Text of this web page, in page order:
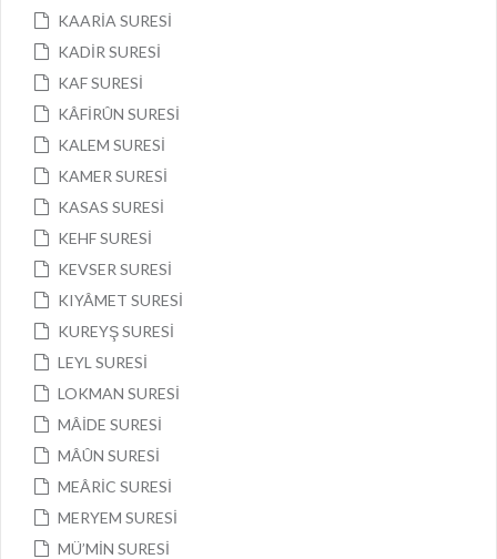
KAARİA SURESİ
KADİR SURESİ
KAF SURESİ
KÂFİRÛN SURESİ
KALEM SURESİ
KAMER SURESİ
KASAS SURESİ
KEHF SURESİ
KEVSER SURESİ
KIYÂMET SURESİ
KUREYŞ SURESİ
LEYL SURESİ
LOKMAN SURESİ
MÂİDE SURESİ
MÂÛN SURESİ
MEÂRİC SURESİ
MERYEM SURESİ
MÜ’MİN SURESİ